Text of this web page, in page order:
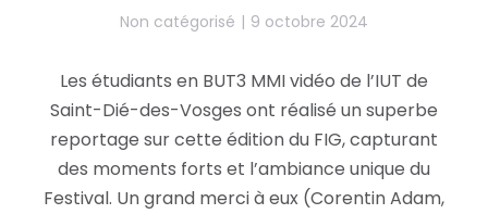
Non catégorisé 9 octobre 2024
Les étudiants en BUT3 MMI vidéo de l’IUT de
Saint-Dié-des-Vosges ont réalisé un superbe
reportage sur cette édition du FIG, capturant
des moments forts et l’ambiance unique du
Festival. Un grand merci à eux (Corentin Adam,